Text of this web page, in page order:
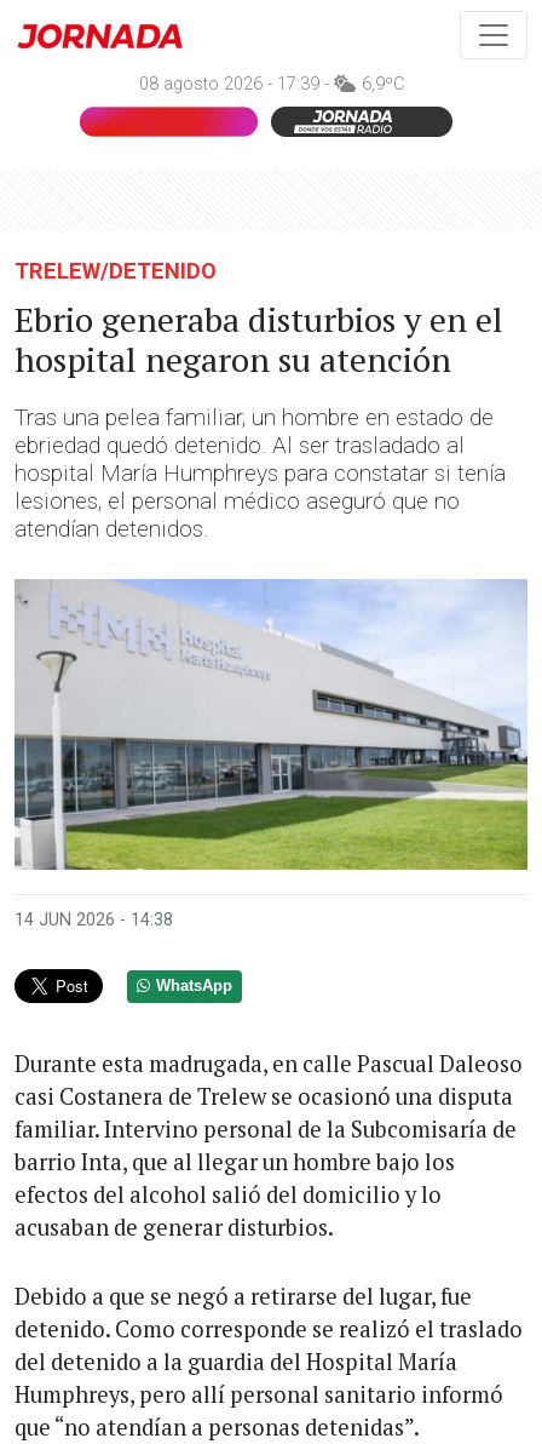
08 agosto 2026 - 17:39 - 6,9ºC
TRELEW/DETENIDO
Ebrio generaba disturbios y en el
hospital negaron su atención
Tras una pelea familiar, un hombre en estado de
ebriedad quedó detenido. Al ser trasladado al
hospital María Humphreys para constatar si tenía
lesiones, el personal médico aseguró que no
atendían detenidos.
14 JUN 2026 - 14:38
WhatsApp
Durante esta madrugada, en calle Pascual Daleoso
casi Costanera de Trelew se ocasionó una disputa
familiar. Intervino personal de la Subcomisaría de
barrio Inta, que al llegar un hombre bajo los
efectos del alcohol salió del domicilio y lo
acusaban de generar disturbios.
Debido a que se negó a retirarse del lugar, fue
detenido. Como corresponde se realizó el traslado
del detenido a la guardia del Hospital María
Humphreys, pero allí personal sanitario informó
que “no atendían a personas detenidas”.